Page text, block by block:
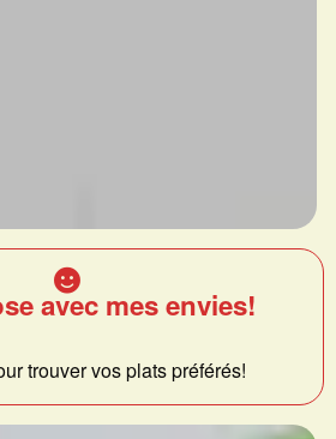
avec mes envies!
trouver vos plats préférés!